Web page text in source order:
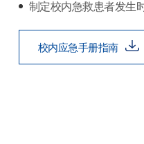
制定校内急救患者发生
校内应急手册指南